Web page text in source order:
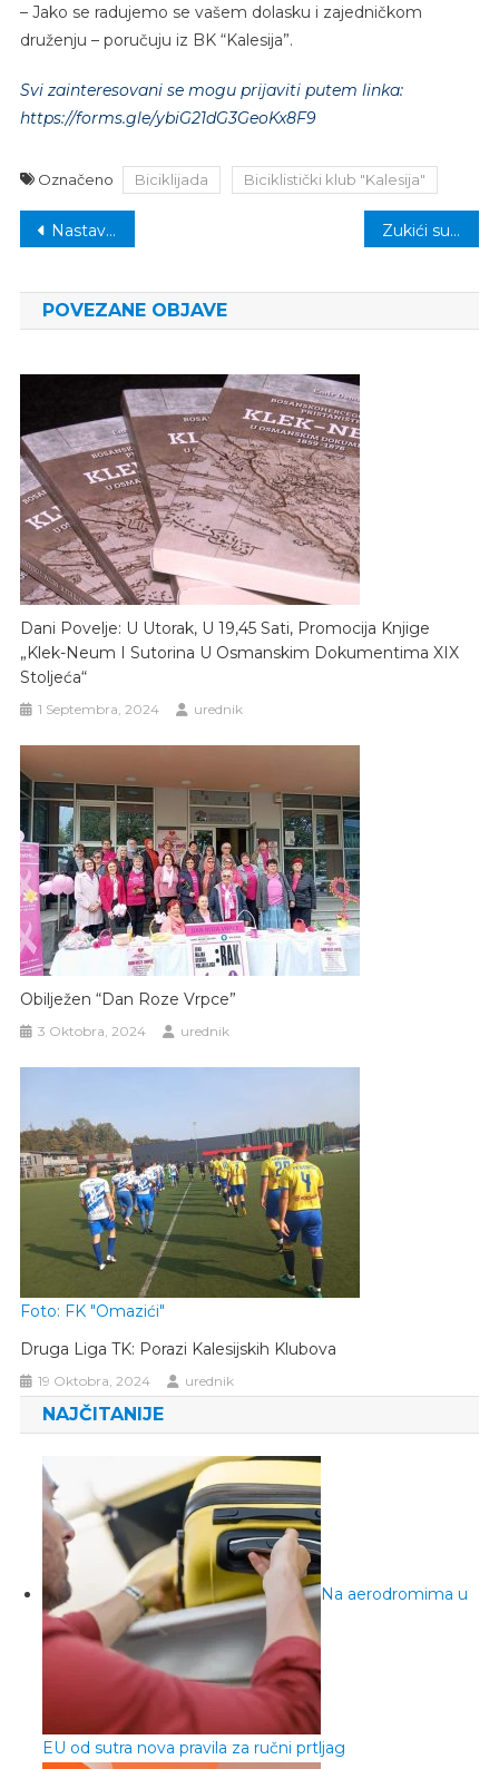
– Jako se radujemo se vašem dolasku i zajedničkom
druženju – poručuju iz BK “Kalesija”.
Svi zainteresovani se mogu prijaviti putem linka:
https://forms.gle/ybiG21dG3GeoKx8F9
Označeno Biciklijada Biciklistički klub "Kalesija"
Navigacija
Nastavljamo odgovorno: Večeras predizborni skup SDP-a u Bulatovcima Zukići su odlučili da je SDA izbor naroda
POVEZANE OBJAVE
Dani Povelje: U Utorak, U 19,45 Sati, Promocija Knjige
„Klek-Neum I Sutorina U Osmanskim Dokumentima XIX
Stoljeća“
1 Septembra, 2024 urednik
Obilježen “Dan Roze Vrpce”
3 Oktobra, 2024 urednik
Foto: FK "Omazići"
Druga Liga TK: Porazi Kalesijskih Klubova
19 Oktobra, 2024 urednik
NAJČITANIJE
Na aerodromima u
EU od sutra nova pravila za ručni prtljag